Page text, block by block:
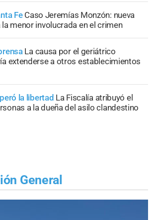
Fe Caso Jeremías Monzón: nueva
menor involucrada en el crimen
La causa por el geriátrico
extenderse a otros establecimientos
la libertad La Fiscalía atribuyó el
a la dueña del asilo clandestino
General